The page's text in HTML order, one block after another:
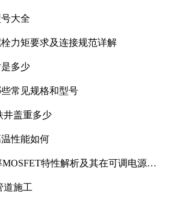
大全
力矩要求及连接规范详解
多少
常见规格和型号
井盖重多少
性能如何
MOSFET特性解析及其在可调电源设
道施工